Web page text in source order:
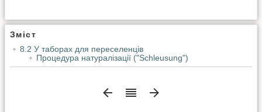
Зміст
8.2 У таборах для переселенців
Процедура натуралізації ("Schleusung")